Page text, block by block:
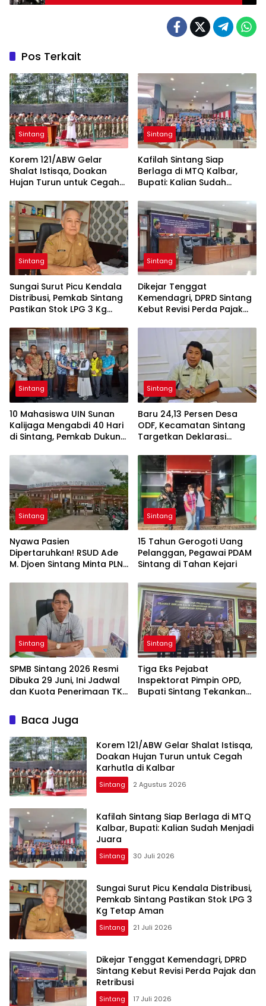
Tahun
Pos Terkait
Sintang
Korem 121/ABW Gelar
Shalat Istisqa, Doakan
Hujan Turun untuk Cegah
Sintang
Kafilah Sintang Siap
Berlaga di MTQ Kalbar,
Bupati: Kalian Sudah
Sintang
Sungai Surut Picu Kendala
Distribusi, Pemkab Sintang
Pastikan Stok LPG 3 Kg
Sintang
Dikejar Tenggat
Kemendagri, DPRD Sintang
Kebut Revisi Perda Pajak
Sintang
10 Mahasiswa UIN Sunan
Kalijaga Mengabdi 40 Hari
di Sintang, Pemkab Dukung
Pendampingan
Berkelanjutan
Sintang
Baru 24,13 Persen Desa
ODF, Kecamatan Sintang
Targetkan Deklarasi
Kesehatan Nasional
Sintang
Nyawa Pasien
Dipertaruhkan! RSUD Ade
M. Djoen Sintang Minta PLN
Listrik di Area Rumah Sakit
Sintang
15 Tahun Gerogoti Uang
Pelanggan, Pegawai PDAM
Sintang di Tahan Kejari
Sintang
SPMB Sintang 2026 Resmi
Dibuka 29 Juni, Ini Jadwal
dan Kuota Penerimaan TK,
Sintang
Tiga Eks Pejabat
Inspektorat Pimpin OPD,
Bupati Sintang Tekankan
Baca Juga
Korem 121/ABW Gelar Shalat Istisqa,
Doakan Hujan Turun untuk Cegah
Karhutla di Kalbar
Sintang 2 Agustus 2026
Kafilah Sintang Siap Berlaga di MTQ
Kalbar, Bupati: Kalian Sudah Menjadi
Juara
Sintang 30 Juli 2026
Sungai Surut Picu Kendala Distribusi,
Pemkab Sintang Pastikan Stok LPG 3
Kg Tetap Aman
Sintang 21 Juli 2026
Dikejar Tenggat Kemendagri, DPRD
Sintang Kebut Revisi Perda Pajak dan
Retribusi
Sintang 17 Juli 2026